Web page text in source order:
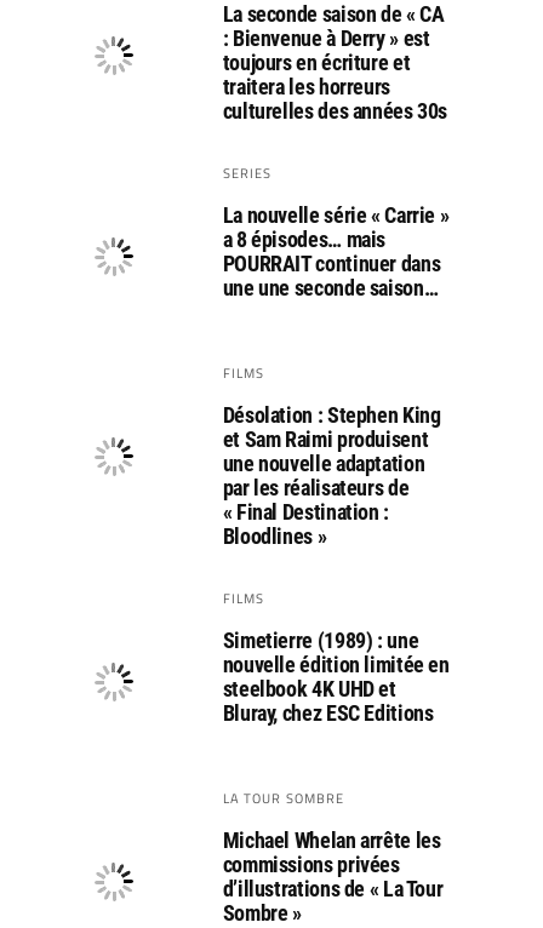
La seconde saison de « CA
: Bienvenue à Derry » est
toujours en écriture et
traitera les horreurs
culturelles des années 30s
SERIES
La nouvelle série « Carrie »
a 8 épisodes… mais
POURRAIT continuer dans
une une seconde saison…
FILMS
Désolation : Stephen King
et Sam Raimi produisent
une nouvelle adaptation
par les réalisateurs de
« Final Destination :
Bloodlines »
FILMS
Simetierre (1989) : une
nouvelle édition limitée en
steelbook 4K UHD et
Bluray, chez ESC Editions
LA TOUR SOMBRE
Michael Whelan arrête les
commissions privées
d’illustrations de « La Tour
Sombre »